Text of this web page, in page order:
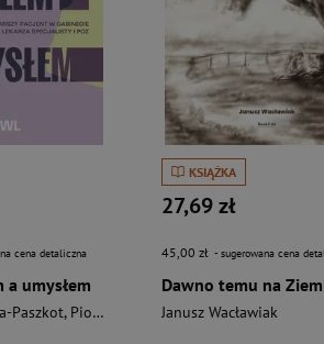
cena detaliczna
a umysłem
Paszkot, Piotr Wierzbiński
KSIĄŻKA
27,69 zł
45,00 zł - sugerowana cena
Janusz Wacławiak